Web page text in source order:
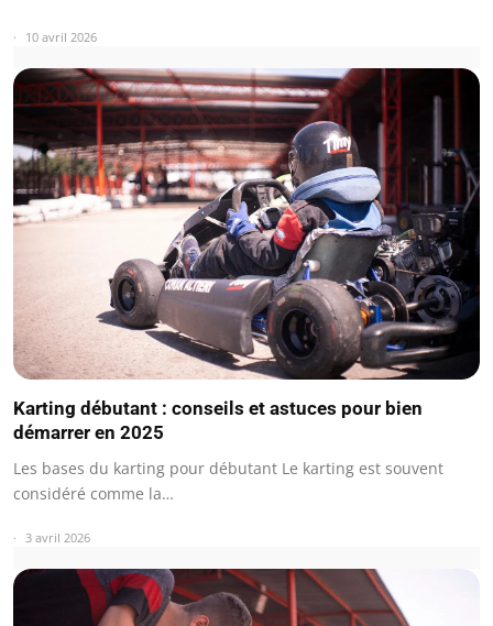
10 avril 2026
Karting débutant : conseils et astuces pour bien
démarrer en 2025
Les bases du karting pour débutant Le karting est souvent
considéré comme la…
3 avril 2026